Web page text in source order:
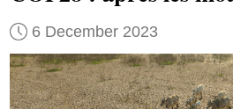
6 December 2023